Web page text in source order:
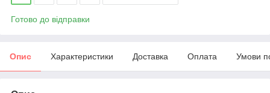
Готово до відправки
Опис Характеристики Доставка Оплата Умови